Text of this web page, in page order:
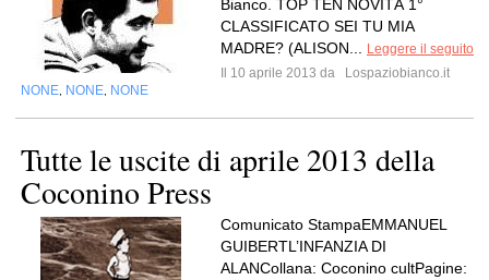
Bianco. TOP TEN NOVITÀ 1°
CLASSIFICATO SEI TU MIA
MADRE? (ALISON...
Leggere il seguito
Il 10 aprile 2013 da
Lospaziobianco.it
NONE NONE NONE
Tutte le uscite di aprile 2013 della
Coconino Press
Comunicato StampaEMMANUEL
GUIBERTL’INFANZIA DI
ALANCollana: Coconino cultPagine: